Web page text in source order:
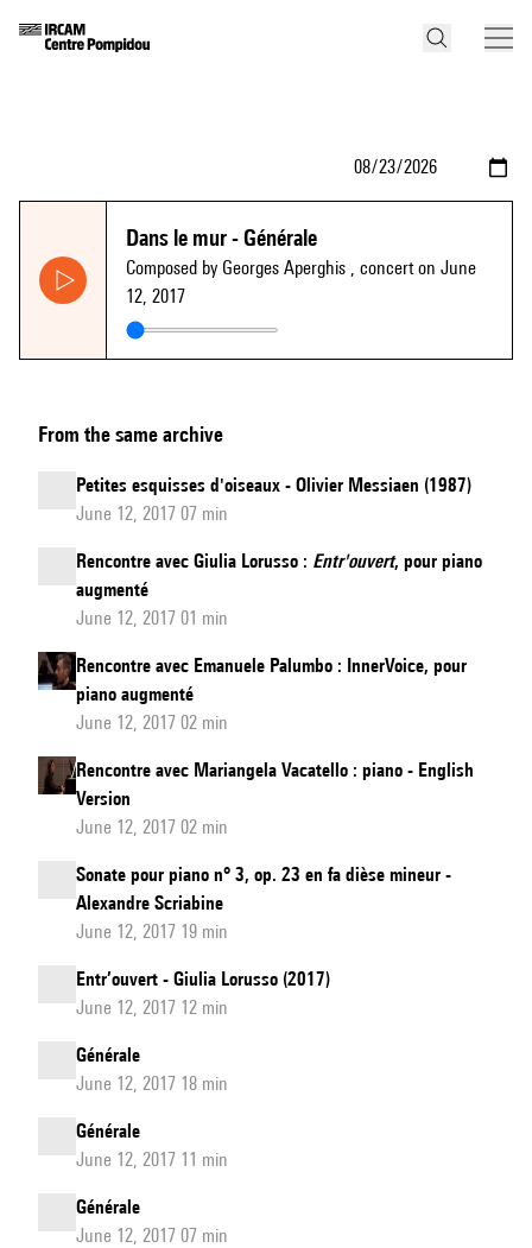
Dans le mur - Générale
Composed by Georges Aperghis , concert on June
12, 2017
From the same archive
Petites esquisses d'oiseaux - Olivier Messiaen (1987)
June 12, 2017 07 min
Rencontre avec Giulia Lorusso : Entr'ouvert, pour piano
augmenté
June 12, 2017 01 min
Rencontre avec Emanuele Palumbo : InnerVoice, pour
piano augmenté
June 12, 2017 02 min
Rencontre avec Mariangela Vacatello : piano - English
Version
June 12, 2017 02 min
Sonate pour piano n° 3, op. 23 en fa dièse mineur -
Alexandre Scriabine
June 12, 2017 19 min
Entr’ouvert - Giulia Lorusso (2017)
June 12, 2017 12 min
Générale
June 12, 2017 18 min
Générale
June 12, 2017 11 min
Générale
June 12, 2017 07 min